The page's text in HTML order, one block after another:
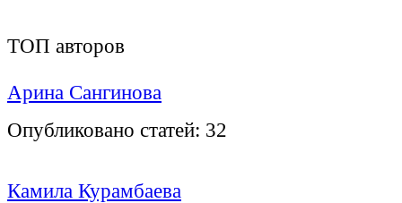
ТОП авторов
Арина Сангинова
Опубликовано статей: 32
Камила Курамбаева